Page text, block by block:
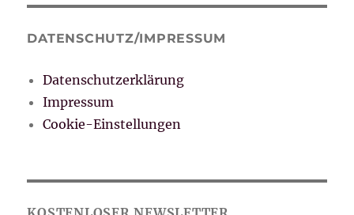
DATENSCHUTZ/IMPRESSUM
Datenschutzerklärung
Impressum
Cookie-Einstellungen